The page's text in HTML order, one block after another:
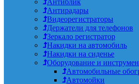
Антирадары
Видеорегистраторы
Держатели для телефонов
Зеркало регистратор
Накидки на автомобиль
Накидки на сиденье
Оборудование и
Автомобильные
Автомойки